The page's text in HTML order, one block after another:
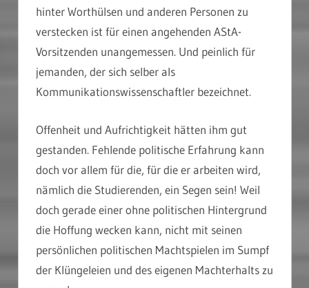
hinter Worthülsen und anderen Personen zu
verstecken ist für einen angehenden AStA-
Vorsitzenden unangemessen. Und peinlich für
jemanden, der sich selber als
Kommunikationswissenschaftler bezeichnet.
Offenheit und Aufrichtigkeit hätten ihm gut
gestanden. Fehlende politische Erfahrung kann
doch vor allem für die, für die er arbeiten wird,
nämlich die Studierenden, ein Segen sein! Weil
doch gerade einer ohne politischen Hintergrund
die Hoffung wecken kann, nicht mit seinen
persönlichen politischen Machtspielen im Sumpf
der Klüngeleien und des eigenen Machterhalts zu